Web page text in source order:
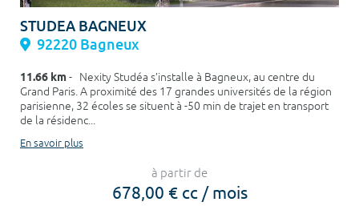
STUDEA BAGNEUX
92220 Bagneux
11.66 km- Nexity Studéa s’installe à Bagneux, au centre du
Grand Paris. A proximité des 17 grandes universités de la région
parisienne, 32 écoles se situent à -50 min de trajet en transport
de la résidenc...
En savoir plus
à partir de
678,00 € cc / mois